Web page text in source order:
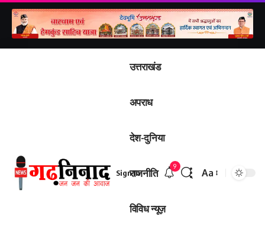
उत्तराखंड
अपराध
देश-दुनिया
राजनीति
विविध न्यूज़
Sign In
9
Font
Aa